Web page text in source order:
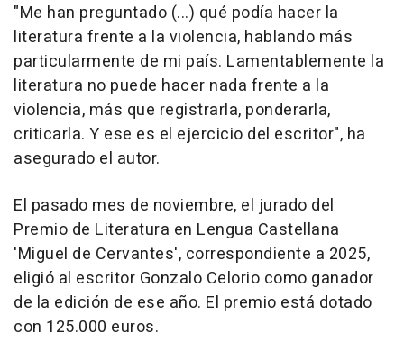
"Me han preguntado (...) qué podía hacer la
literatura frente a la violencia, hablando más
particularmente de mi país. Lamentablemente la
literatura no puede hacer nada frente a la
violencia, más que registrarla, ponderarla,
criticarla. Y ese es el ejercicio del escritor", ha
asegurado el autor.
El pasado mes de noviembre, el jurado del
Premio de Literatura en Lengua Castellana
'Miguel de Cervantes', correspondiente a 2025,
eligió al escritor Gonzalo Celorio como ganador
de la edición de ese año. El premio está dotado
con 125.000 euros.